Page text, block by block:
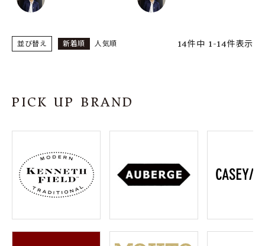
並び替え 新着順 人気順 14件中 1-14件表示
PICK UP BRAND